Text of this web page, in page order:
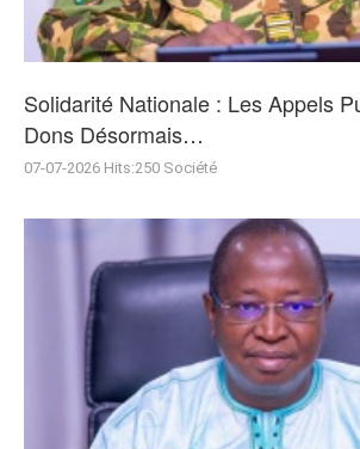
Solidarité Nationale : Les Appels
Dons Désormais…
07-07-2026 Hits:250 Société